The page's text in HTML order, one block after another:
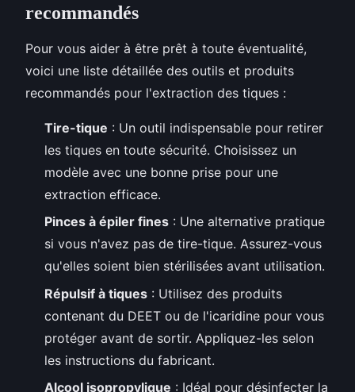
recommandés
Pour vous aider à être prêt à toute éventualité,
voici une liste détaillée des outils et produits
recommandés pour l'extraction des tiques :
Tire-tique : Un outil indispensable pour retirer
les tiques en toute sécurité. Choisissez un
modèle avec une bonne prise pour une
extraction efficace.
Pinces à épiler fines : Une alternative pratique
si vous n'avez pas de tire-tique. Assurez-vous
qu'elles soient bien stérilisées avant utilisation.
Répulsif à tiques : Utilisez des produits
contenant du DEET ou de l'icaridine pour vous
protéger avant de sortir. Appliquez-les selon
les instructions du fabricant.
Alcool isopropylique : Idéal pour désinfecter la